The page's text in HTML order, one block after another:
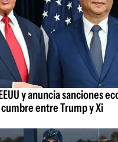
y anuncia sanciones
entre Trump y Xi